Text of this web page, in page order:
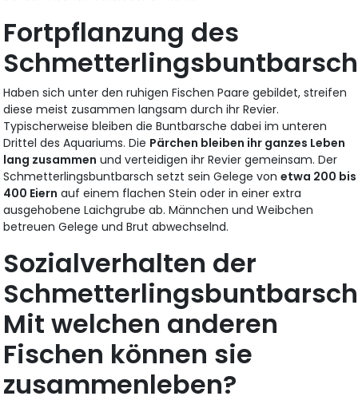
Fortpflanzung des
Haben sich unter den ruhigen Fischen Paare gebildet, streifen
diese meist zusammen langsam durch ihr Revier.
Typischerweise bleiben die Buntbarsche dabei im unteren
Drittel des Aquariums. Die Pärchen bleiben ihr ganzes Leben
lang zusammen und verteidigen ihr Revier gemeinsam. Der
Schmetterlingsbuntbarsch setzt sein Gelege vonetwa 200 bis
400 Eiern auf einem flachen Stein oder in einer extra
ausgehobene Laichgrube ab. Männchen und Weibchen
betreuen Gelege und Brut abwechselnd.
Sozialverhalten der
Mit welchen anderen
Fischen können sie
zusammenleben?